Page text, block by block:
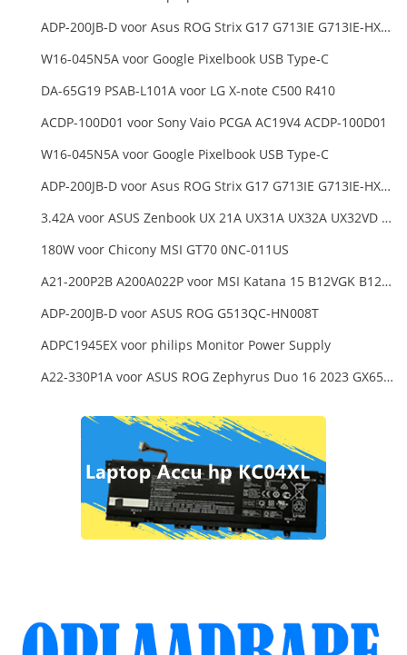
ADP-200JB-D voor Asus ROG Strix G17 G713IE G713IE-HX002W
W16-045N5A voor Google Pixelbook USB Type-C
DA-65G19 PSAB-L101A voor LG X-note C500 R410
ACDP-100D01 voor Sony Vaio PCGA AC19V4 ACDP-100D01
W16-045N5A voor Google Pixelbook USB Type-C
ADP-200JB-D voor Asus ROG Strix G17 G713IE G713IE-HX002W
3.42A voor ASUS Zenbook UX 21A UX31A UX32A UX32VD Series Ultrabook Models
180W voor Chicony MSI GT70 0NC-011US
A21-200P2B A200A022P voor MSI Katana 15 B12VGK B12VFK B12VEK
ADP-200JB-D voor ASUS ROG G513QC-HN008T
ADPC1945EX voor philips Monitor Power Supply
A22-330P1A voor ASUS ROG Zephyrus Duo 16 2023 GX650PY